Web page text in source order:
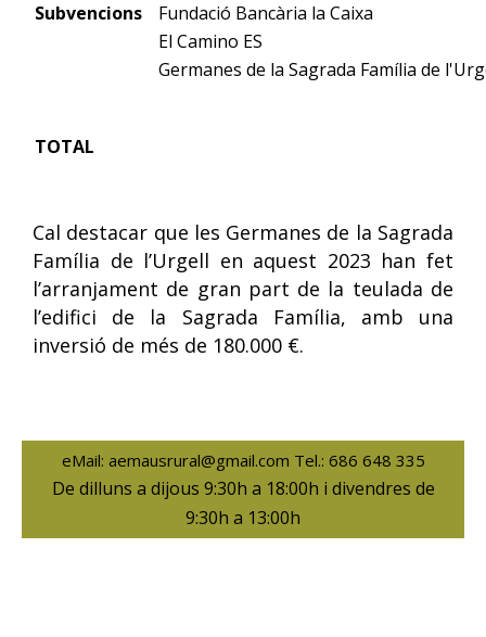
Subvencions
Fundació Bancària la Caixa
El Camino ES
Germanes de la Sagrada Família de
TOTAL
Cal destacar que les Germanes de la Sagrada
Família de l’Urgell en aquest 2023 han fet
l’arranjament de gran part de la teulada de
l’edifici de la Sagrada Família, amb una
inversió de més de 180.000 €.
eMail: aemausrural@gmail.com Tel.: 686 648 335
De dilluns a dijous 9:30h a 18:00h i divendres de
9:30h a 13:00h